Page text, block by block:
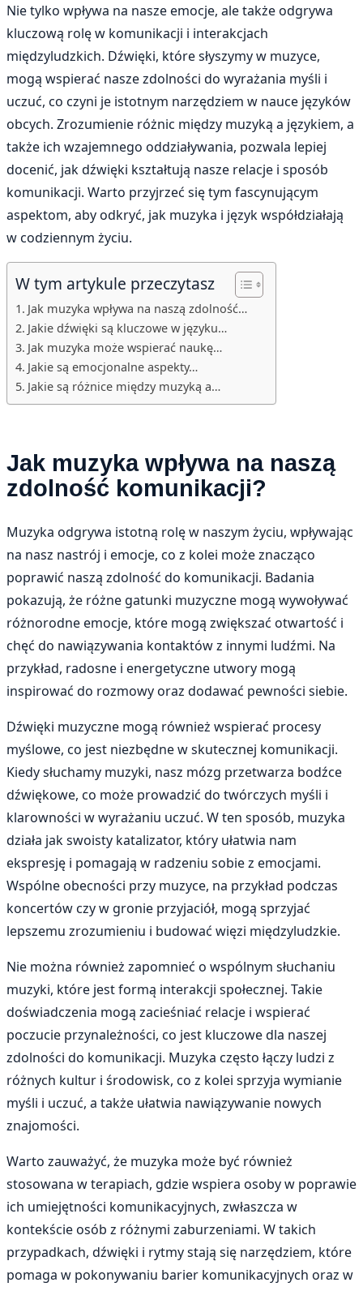
Nie tylko wpływa na nasze emocje, ale także odgrywa
kluczową rolę w komunikacji i interakcjach
międzyludzkich. Dźwięki, które słyszymy w muzyce,
mogą wspierać nasze zdolności do wyrażania myśli i
uczuć, co czyni je istotnym narzędziem w nauce języków
obcych. Zrozumienie różnic między muzyką a językiem, a
także ich wzajemnego oddziaływania, pozwala lepiej
docenić, jak dźwięki kształtują nasze relacje i sposób
komunikacji. Warto przyjrzeć się tym fascynującym
aspektom, aby odkryć, jak muzyka i język współdziałają
w codziennym życiu.
W tym artykule przeczytasz
Jak muzyka wpływa na naszą zdolność…
Jakie dźwięki są kluczowe w języku…
Jak muzyka może wspierać naukę…
Jakie są emocjonalne aspekty…
Jakie są różnice między muzyką a…
Jak muzyka wpływa na naszą
zdolność komunikacji?
Muzyka odgrywa istotną rolę w naszym życiu, wpływając
na nasz nastrój i emocje, co z kolei może znacząco
poprawić naszą zdolność do komunikacji. Badania
pokazują, że różne gatunki muzyczne mogą wywoływać
różnorodne emocje, które mogą zwiększać otwartość i
chęć do nawiązywania kontaktów z innymi ludźmi. Na
przykład, radosne i energetyczne utwory mogą
inspirować do rozmowy oraz dodawać pewności siebie.
Dźwięki muzyczne mogą również wspierać procesy
myślowe, co jest niezbędne w skutecznej komunikacji.
Kiedy słuchamy muzyki, nasz mózg przetwarza bodźce
dźwiękowe, co może prowadzić do twórczych myśli i
klarowności w wyrażaniu uczuć. W ten sposób, muzyka
działa jak swoisty katalizator, który ułatwia nam
ekspresję i pomagają w radzeniu sobie z emocjami.
Wspólne obecności przy muzyce, na przykład podczas
koncertów czy w gronie przyjaciół, mogą sprzyjać
lepszemu zrozumieniu i budować więzi międzyludzkie.
Nie można również zapomnieć o wspólnym słuchaniu
muzyki, które jest formą interakcji społecznej. Takie
doświadczenia mogą zacieśniać relacje i wspierać
poczucie przynależności, co jest kluczowe dla naszej
zdolności do komunikacji. Muzyka często łączy ludzi z
różnych kultur i środowisk, co z kolei sprzyja wymianie
myśli i uczuć, a także ułatwia nawiązywanie nowych
znajomości.
Warto zauważyć, że muzyka może być również
stosowana w terapiach, gdzie wspiera osoby w poprawie
ich umiejętności komunikacyjnych, zwłaszcza w
kontekście osób z różnymi zaburzeniami. W takich
przypadkach, dźwięki i rytmy stają się narzędziem, które
pomaga w pokonywaniu barier komunikacyjnych oraz w